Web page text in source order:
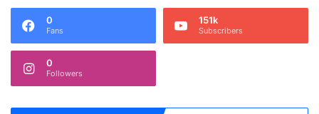
0
Fans
151k
Subscribers
0
Followers